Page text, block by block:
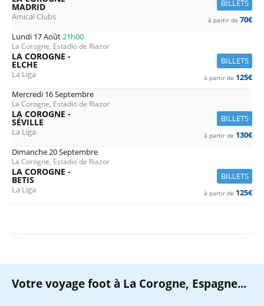
BILLETS
MADRID
Amical Clubs à partir de 70€
Lundi 17 Août21h00
La Corogne, Estadio de Riazor
BILLETS
LA COROGNE -
ELCHE
La Liga à partir de 125€
Mercredi 16 Septembre
La Corogne, Estadio de Riazor
BILLETS
LA COROGNE -
SÉVILLE
La Liga à partir de 130€
Dimanche 20 Septembre
La Corogne, Estadio de Riazor
BILLETS
LA COROGNE -
BETIS
La Liga à partir de 125€
Votre voyage foot à La Corogne, Espagne...